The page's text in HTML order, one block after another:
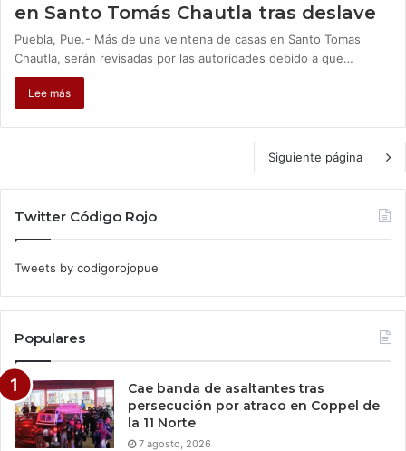
en Santo Tomás Chautla tras deslave
Puebla, Pue.- Más de una veintena de casas en Santo Tomas
Chautla, serán revisadas por las autoridades debido a que…
Lee más
Siguiente página
Twitter Código Rojo
Tweets by codigorojopue
Populares
Cae banda de asaltantes tras
persecución por atraco en Coppel de
la 11 Norte
7 agosto, 2026